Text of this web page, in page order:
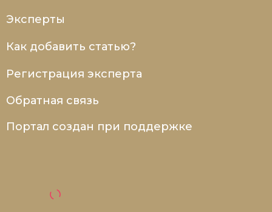
Эксперты
Как добавить статью?
Регистрация эксперта
Обратная связь
Портал создан при поддержке